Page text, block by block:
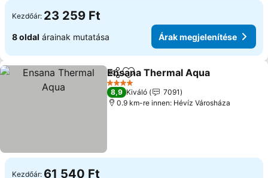
Kezdőár: 23 259 Ft
8 oldal árainak mutatása Árak megjelenítése
Megosztás
Hozzáadás a kedvencekhez
Ensana Thermal Aqua
4 Kategória
8,9 Kiváló
7091
0.9 km-re innen: Hévíz Városháza
Kezdőár: 61 540 Ft